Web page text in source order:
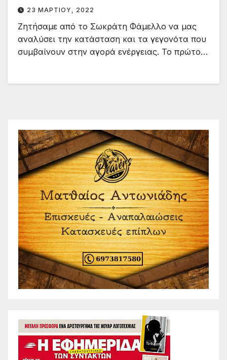
των καυσίμων.
23 ΜΑΡΤΊΟΥ, 2022
Ζητήσαμε από το Σωκράτη Φάμελλο να μας
αναλύσει την κατάσταση και τα γεγονότα που
συμβαίνουν στην αγορά ενέργειας. Το πρώτο…